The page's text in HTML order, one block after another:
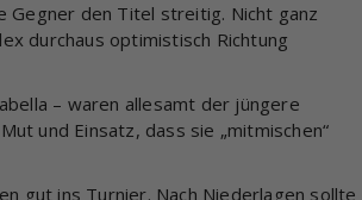
Gegner den Titel streitig. Nicht ganz
durchaus optimistisch Richtung
– waren allesamt der jüngere
und Einsatz, dass sie „mitmischen“
gut ins Turnier. Nach Niederlagen sollte